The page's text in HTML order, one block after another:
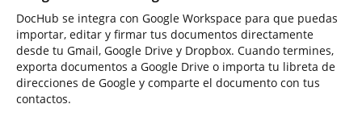
DocHub se integra con Google Workspace para que puedas
importar, editar y firmar tus documentos directamente
desde tu Gmail, Google Drive y Dropbox. Cuando termines,
exporta documentos a Google Drive o importa tu libreta de
direcciones de Google y comparte el documento con tus
contactos.